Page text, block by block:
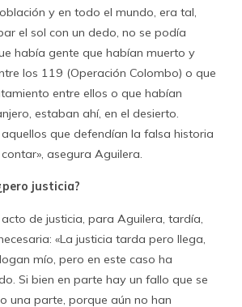
y en todo el mundo, era tal,
el sol con un dedo, no se podía
había gente que habían muerto y
los 119 (Operación Colombo) o que
entre ellos o que habían
estaban ahí, en el desierto.
que defendían la falsa historia
asegura Aguilera.
justicia?
de justicia, para Aguilera, tardía,
«La justicia tarda pero llega,
mío, pero en este caso ha
Si bien en parte hay un fallo que se
una parte, porque aún no han